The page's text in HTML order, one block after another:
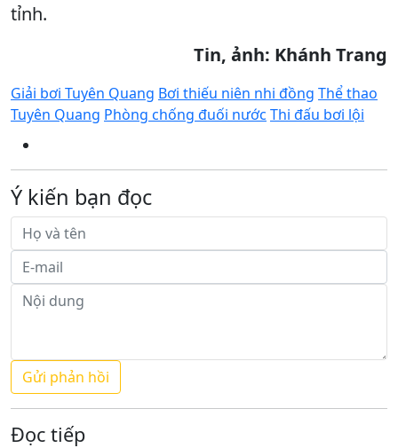
tỉnh.
Tin, ảnh: Khánh Trang
Giải bơi Tuyên Quang Bơi thiếu niên nhi đồng Thể thao
Tuyên Quang Phòng chống đuối nước Thi đấu bơi lội
Ý kiến bạn đọc
Đọc tiếp